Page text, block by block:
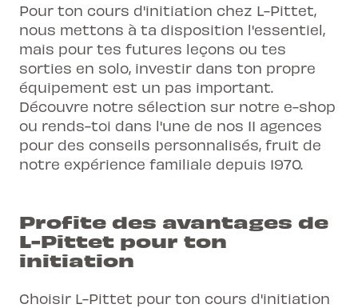
Pour ton cours d'initiation chez L-Pittet,
nous mettons à ta disposition l'essentiel,
mais pour tes futures leçons ou tes
sorties en solo, investir dans ton propre
équipement est un pas important.
Découvre notre sélection sur notre e-shop
ou rends-toi dans l'une de nos 11 agences
pour des conseils personnalisés, fruit de
notre expérience familiale depuis 1970.
Profite des avantages de
L-Pittet pour ton
initiation
Choisir L-Pittet pour ton cours d'initiation